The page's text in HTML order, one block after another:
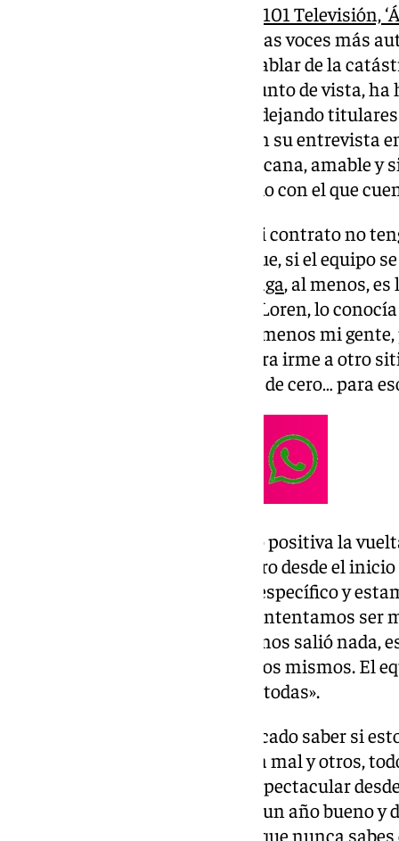
de 101 Televisión,
privilegio de contar con una de las voces más
Galilea. El central, además de hablar de la
la DANA y dejar su particular punto de vista,
malaguista y de la suya propia, dejando
como blanquiazul. El jugador, en su entrevista
como lo que es, una persona cercana, amable
proyecta ese magnífico vestuario con el que
Renovación automática: «En mi contrato no
por partidos. Lo que sí creo es que, si el equipo
Málaga, al menos,
Tengo muy buena relación con Loren, lo
muy bien, es cierto que echo de menos mi
han acogido todos muy bien, para irme a otro
cogerme las maletas y empezar de cero… para
Cómo ve al equipo: «Está siendo positiva la
al principio tenía mis dudas, pero desde el
equipo. Tenemos un ADN muy específico y
muy rocoso. Este año, además, intentamos
excepto el día del Elche, que no nos salió
Intentamos siempre ser nosotros mismos. El
clara y un camino. Vamos a por todas».
Momento personal: «Es complicado saber si
He tenido años donde todo salía mal y otros,
muchas vueltas, aquí ha sido espectacular
besar el salto. Lo mismo te sale un año bueno
confiar mucho en ti mismo porque nunca